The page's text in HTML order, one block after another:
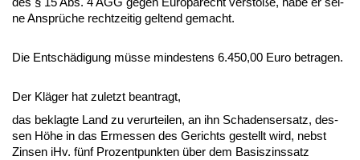
ne Ansprüche recht­zei­tig gel­tend ge­macht.
Die Entschädi­gung müsse min­des­tens 6.450,00 Eu­ro be­tra­gen.
Der Kläger hat zu­letzt be­an­tragt,
das be­klag­te Land zu ver­ur­tei­len, an ihn Scha­dens­er­satz, des­
sen Höhe in das Er­mes­sen des Ge­richts ge­stellt wird, nebst
Zin­sen iHv. fünf Pro­zent­punk­ten über dem Ba­sis­zins­satz